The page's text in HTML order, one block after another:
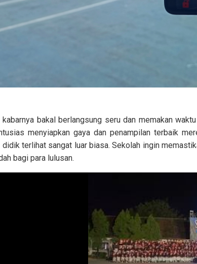
bakal berlangsung seru dan memakan
menyiapkan gaya dan penampilan terbaik
didik terlihat sangat luar biasa. Sekolah ingin
bagi para lulusan.